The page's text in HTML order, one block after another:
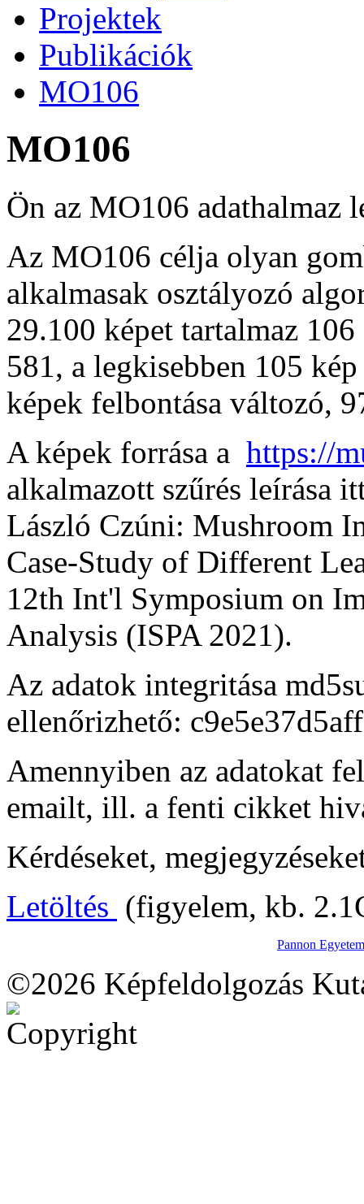
Projektek
Publikációk
MO106
MO106
Ön az MO106 adathalmaz
Az MO106 célja olyan
alkalmasak osztályozó
29.100 képet tartalmaz
581, a legkisebben 105
képek felbontása változó,
A képek forrása a https://
alkalmazott szűrés leírása
László Czúni: Mushroom
Case-Study of Different
12th Int'l Symposium on
Analysis (ISPA 2021).
Az adatok integritása
ellenőrizhető:
Amennyiben az adatokat
emailt, ill. a fenti cikket
Kérdéseket,
Letöltés (figyelem, kb.
Pannon Egyetem
©2026 Képfeldolgozás